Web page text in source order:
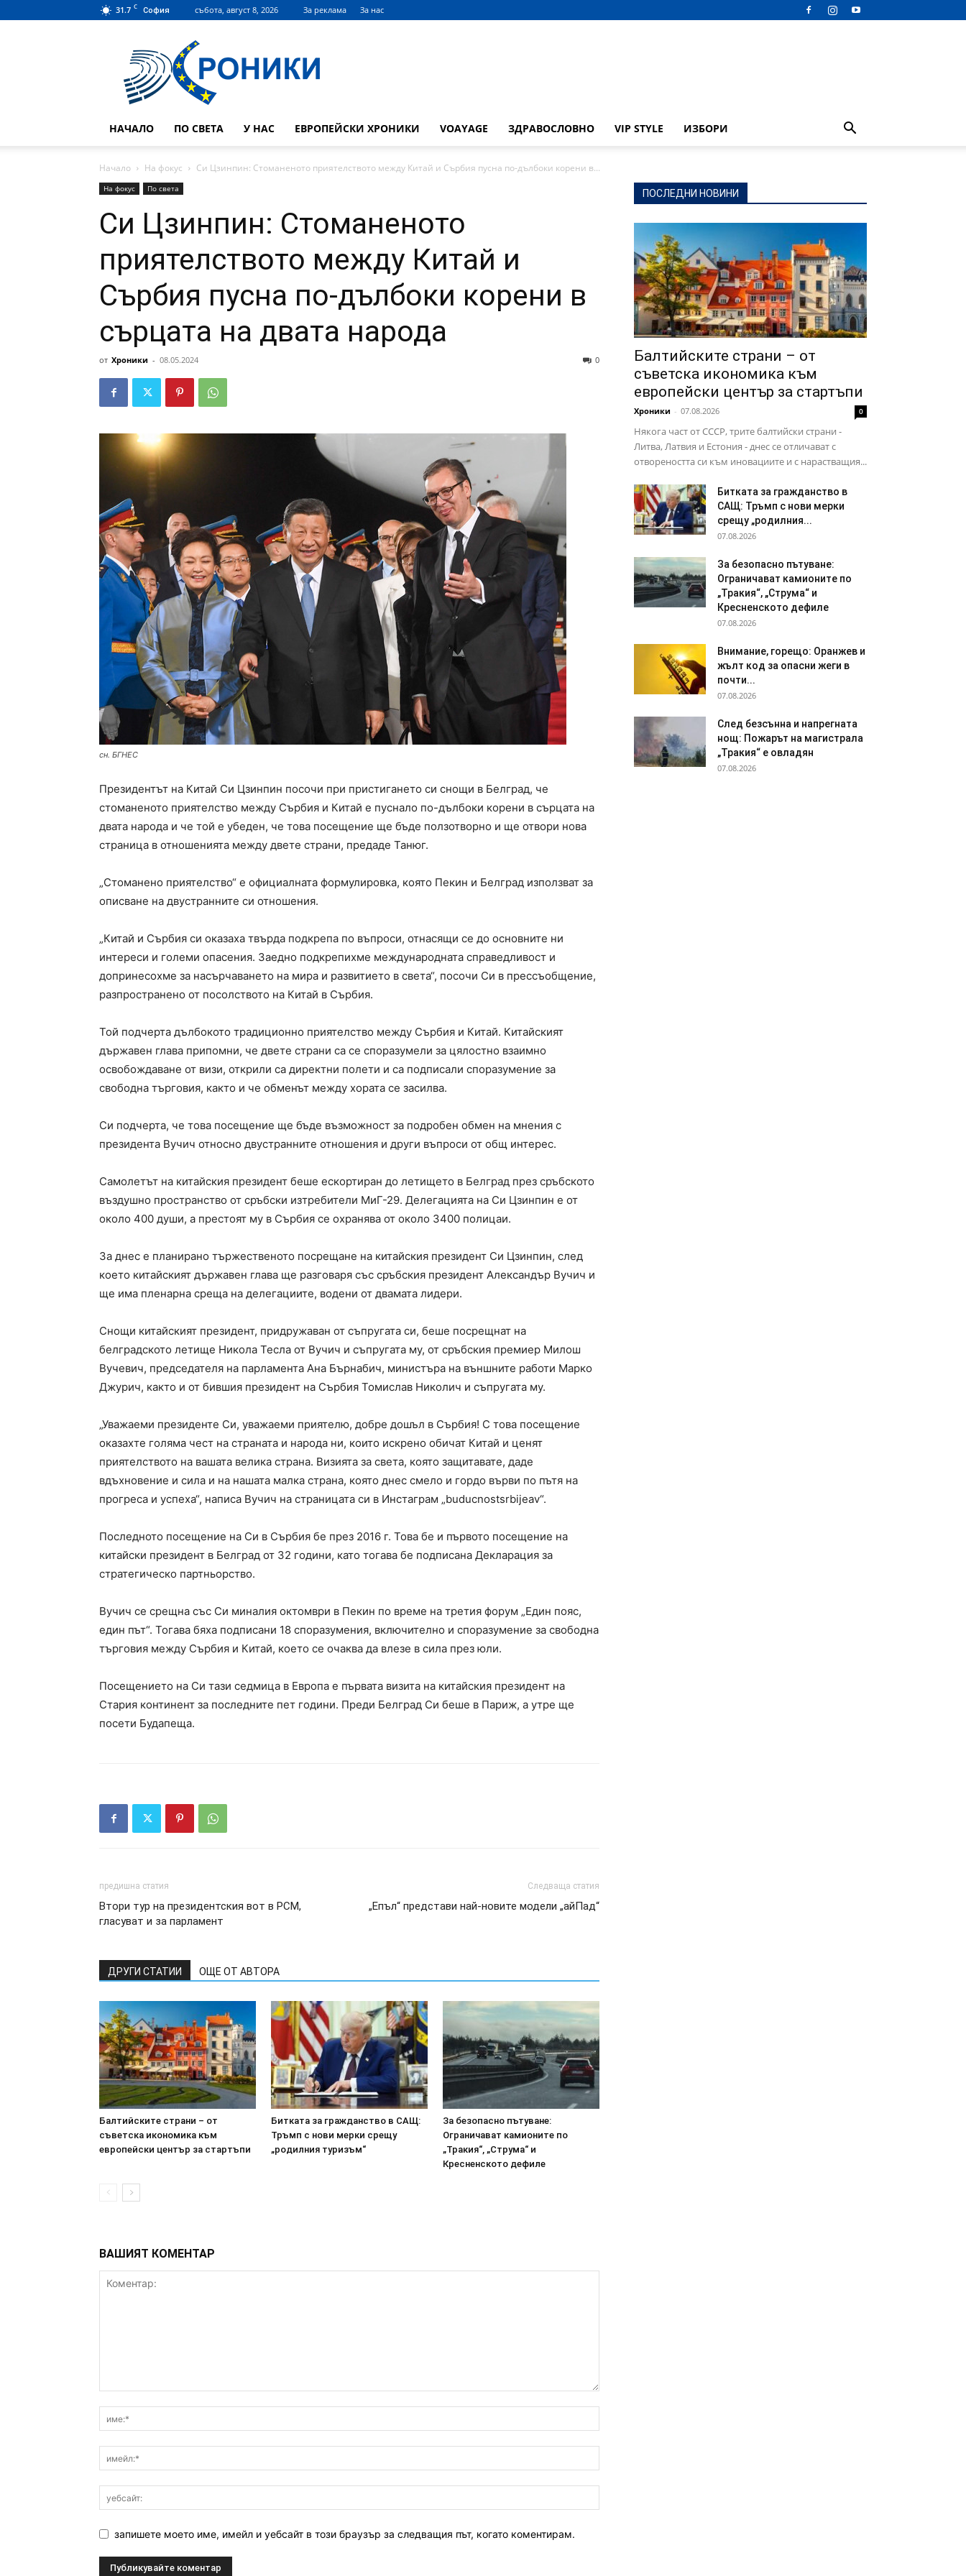
31.7 C София събота, август 8, 2026 За реклама За нас
НАЧАЛО ПО СВЕТА У НАС ЕВРОПЕЙСКИ ХРОНИКИ VOAYAGE ЗДРАВОСЛОВНО VIP STYLE ИЗБОРИ
Начало На фокус Си Цзинпин: Стоманеното приятелството между Китай и Сърбия пусна по-дълбоки корени в...
На фокус По света
Си Цзинпин: Стоманеното
приятелството между Китай и
Сърбия пусна по-дълбоки корени в
сърцата на двата народа
от Хроники - 08.05.2024 0
сн. БГНЕС
Президентът на Китай Си Цзинпин посочи при пристигането си снощи в Белград, че
стоманеното приятелство между Сърбия и Китай е пуснало по-дълбоки корени в сърцата на
двата народа и че той е убеден, че това посещение ще бъде ползотворно и ще отвори нова
страница в отношенията между двете страни, предаде Танюг.
„Стоманено приятелство“ е официалната формулировка, която Пекин и Белград използват за
описване на двустранните си отношения.
„Китай и Сърбия си оказаха твърда подкрепа по въпроси, отнасящи се до основните ни
интереси и големи опасения. Заедно подкрепихме международната справедливост и
допринесохме за насърчаването на мира и развитието в света“, посочи Си в прессъобщение,
разпространено от посолството на Китай в Сърбия.
Той подчерта дълбокото традиционно приятелство между Сърбия и Китай. Китайският
държавен глава припомни, че двете страни са се споразумели за цялостно взаимно
освобождаване от визи, открили са директни полети и са подписали споразумение за
свободна търговия, както и че обменът между хората се засилва.
Си подчерта, че това посещение ще бъде възможност за подробен обмен на мнения с
президента Вучич относно двустранните отношения и други въпроси от общ интерес.
Самолетът на китайския президент беше ескортиран до летището в Белград през сръбското
въздушно пространство от сръбски изтребители МиГ-29. Делегацията на Си Цзинпин е от
около 400 души, а престоят му в Сърбия се охранява от около 3400 полицаи.
За днес е планирано тържественото посрещане на китайския президент Си Цзинпин, след
което китайският държавен глава ще разговаря със сръбския президент Александър Вучич и
ще има пленарна среща на делегациите, водени от двамата лидери.
Снощи китайският президент, придружаван от съпругата си, беше посрещнат на
белградското летище Никола Тесла от Вучич и съпругата му, от сръбския премиер Милош
Вучевич, председателя на парламента Ана Бърнабич, министъра на външните работи Марко
Джурич, както и от бившия президент на Сърбия Томислав Николич и съпругата му.
„Уважаеми президентe Си, уважаеми приятелю, добре дошъл в Сърбия! С това посещение ​​
оказахте голяма чест на страната и народа ни, които искрено обичат Китай и ценят
приятелството на вашата велика страна. Визията за света, която защитавате, даде
вдъхновение и сила и на нашата малка страна, която днес смело и гордо върви по пътя на
прогреса и успеха“, написа Вучич на страницата си в Инстаграм „buducnostsrbijeav“.
Последното посещение на Си в Сърбия бе през 2016 г. Това бе и първото посещение на
китайски президент в Белград от 32 години, като тогава бе подписана Декларация за
стратегическо партньорство.
Вучич се срещна със Си миналия октомври в Пекин по време на третия форум „Един пояс,
един път“. Тогава бяха подписани 18 споразумения, включително и споразумение за свободна
търговия между Сърбия и Китай, което се очаква да влезе в сила през юли.
Посещението на Си тази седмица в Европа е първата визита на китайския президент на
Стария континент за последните пет години. Преди Белград Си беше в Париж, а утре ще
посети Будапеща.
предишна статия
Втори тур на президентския вот в РСМ,
гласуват и за парламент
Следваща статия
„Епъл“ представи най-новите модели „айПад“
ДРУГИ СТАТИИ ОЩЕ ОТ АВТОРА
Балтийските страни – от
съветска икономика към
европейски център за стартъпи
Битката за гражданство в САЩ:
Тръмп с нови мерки срещу
„родилния туризъм“
За безопасно пътуване:
Ограничават камионите по
„Тракия“, „Струма“ и
Кресненското дефиле
ВАШИЯТ КОМЕНТАР
запишете моето име, имейл и уебсайт в този браузър за следващия път, когато коментирам.
ПОСЛЕДНИ НОВИНИ
Балтийските страни – от
съветска икономика към
европейски център за стартъпи
Хроники - 07.08.2026 0
Някога част от СССР, трите балтийски страни -
Литва, Латвия и Естония - днес се отличават с
отвореността си към иновациите и с нарастващия...
Битката за гражданство в
САЩ: Тръмп с нови мерки
срещу „родилния...
07.08.2026
За безопасно пътуване:
Ограничават камионите по
„Тракия“, „Струма“ и
Кресненското дефиле
07.08.2026
Внимание, горещо: Оранжев и
жълт код за опасни жеги в
почти...
07.08.2026
След безсънна и напрегната
нощ: Пожарът на магистрала
„Тракия“ е овладян
07.08.2026